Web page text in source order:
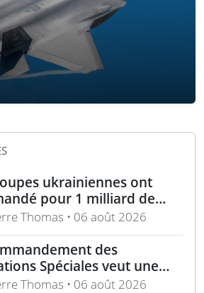
ukrainiennes ont
pour 1 milliard de
lors de la première
du marché Brave1
Thomas • 06 août 2026
des
Spéciales veut une
5,56 mm de 4,5 kg
Thomas • 06 août 2026